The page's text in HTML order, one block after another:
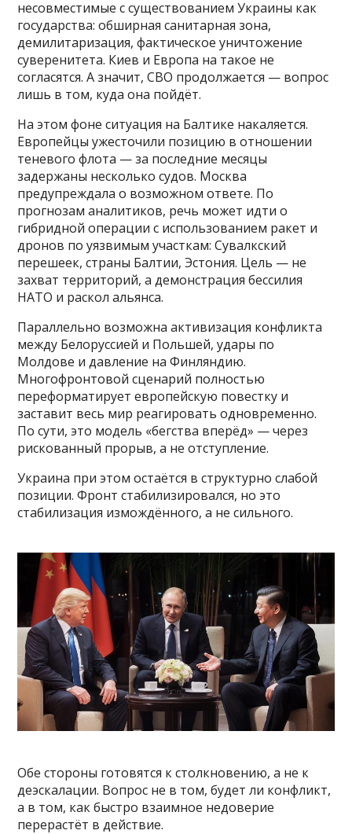
несовместимые с существованием Украины как
государства: обширная санитарная зона,
демилитаризация, фактическое уничтожение
суверенитета. Киев и Европа на такое не
согласятся. А значит, СВО продолжается — вопрос
лишь в том, куда она пойдёт.
На этом фоне ситуация на Балтике накаляется.
Европейцы ужесточили позицию в отношении
теневого флота — за последние месяцы
задержаны несколько судов. Москва
предупреждала о возможном ответе. По
прогнозам аналитиков, речь может идти о
гибридной операции с использованием ракет и
дронов по уязвимым участкам: Сувалкский
перешеек, страны Балтии, Эстония. Цель — не
захват территорий, а демонстрация бессилия
НАТО и раскол альянса.
Параллельно возможна активизация конфликта
между Белоруссией и Польшей, удары по
Молдове и давление на Финляндию.
Многофронтовой сценарий полностью
переформатирует европейскую повестку и
заставит весь мир реагировать одновременно.
По сути, это модель «бегства вперёд» — через
рискованный прорыв, а не отступление.
Украина при этом остаётся в структурно слабой
позиции. Фронт стабилизировался, но это
стабилизация измождённого, а не сильного.
Обе стороны готовятся к столкновению, а не к
деэскалации. Вопрос не в том, будет ли конфликт,
а в том, как быстро взаимное недоверие
перерастёт в действие.